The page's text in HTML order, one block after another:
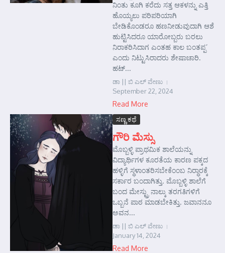
ನಿಂತು ಕೂಗಿ ಕರೆದು ಸತ್ತ ಆಕಳನ್ನು ಎತ್ತಿ
ಹೊಯ್ಯಲು ಪರಿಪರಿಯಾಗಿ
ಬೇಡಿಕೊಂಡರೂ ಹಣನೀಡುವುದಾಗಿ ಆಶೆ
ಹುಟ್ಟಿಸಿದರೂ ಯಾರೋಬ್ಬರು ಬರಲು
ನಿರಾಕರಿಸಿದಾಗ ಎಂತಹ ಕಾಲ ಬಂತಪ್ಪ’
ಎಂದು ನಿಟ್ಟುಸಿರಾದರು ಶೇಷಾಚಾರಿ.
ಹಟ್...
ಡಾ || ಬಿ ಎಲ್ ವೇಣು
September 22, 2024
Read More
ಸಣ್ಣ ಕಥೆ
ಗೌರಿ ಮೆಸ್ಸು
ಮೊಬ್ಬಳ್ಳಿ ಪ್ರಾಥಮಿಕ ಶಾಲೆಯನ್ನು
ವಿದ್ಯಾರ್ಥಿಗಳ ಕೂರತೆಯ ಕಾರಣ ಪಕ್ಕದ
ಹಳ್ಳಿಗೆ ಸ್ಥಳಾಂತರಿಸಬೇಕೆಂಂಬ ನಿರ್‍ಧಾರಕ್ಕೆ
ಸರ್ಕಾರ ಬಂದಾಗಿತ್ತು. ಮೊಬ್ಬಳ್ಳಿ ಶಾಲೆಗೆ
ಬಂದ ಮೇಸ್ಟ್ರು ನಾಲ್ಕು ತರಗತಿಗಳಿಗೆ
ಒಬ್ಬನೆ ಪಾಠ ಮಾಡಬೇಕಿತ್ತು. ಜವಾನನೂ
ಅವನ...
ಡಾ || ಬಿ ಎಲ್ ವೇಣು
January 14, 2024
Read More